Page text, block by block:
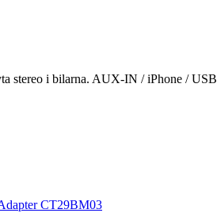
stereo i bilarna. AUX-IN / iPhone / USB